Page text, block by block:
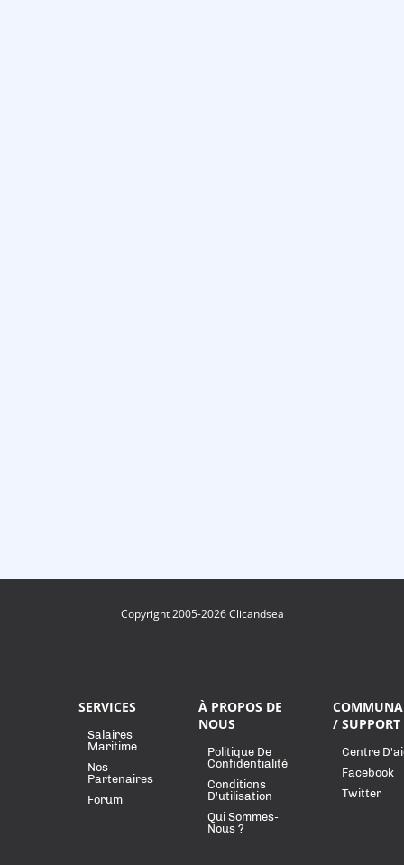
Copyright 2005-2026 Clicandsea
SERVICES
Salaires
Maritime
Nos
Partenaires
Forum
À PROPOS DE
NOUS
Politique De
Confidentialité
Conditions
D'utilisation
Qui Sommes-
Nous ?
/ SUPPORT
Centre
Facebook
Twitter